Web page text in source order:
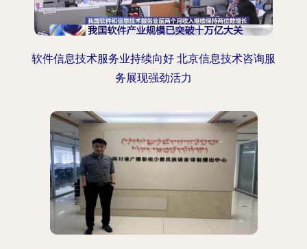
软件信息技术服务业持续向好 北京信息技术咨询服
务展现强劲活力